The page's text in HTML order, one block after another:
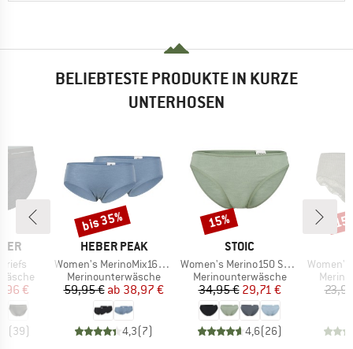
BELIEBTESTE PRODUKTE IN KURZE
UNTERHOSEN
Preis
€
(39)
MARKE
HEBER PEAK
Artikel
Women's MerinoMix165 PineconeHe. Hipster 2-Pack
Produktgruppe
Merinounterwäsche
Preis
59,95 € reduzierter Preis
ab 38,97 €
4,3(7)
Rabatt
bis 35%
MARKE
STOIC
Artikel
Women's Merino150 SadjemSt. Brief
Produktgruppe
Merinounterwäsche
Preis
34,95 €reduzierter Preis
29,71 €
4,6(26)
Rabatt
15%
Artikel